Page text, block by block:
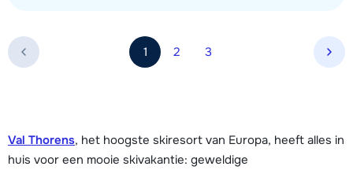
1 2 3
Val Thorens, het hoogste skiresort van Europa, heeft alles in
huis voor een mooie skivakantie: geweldige